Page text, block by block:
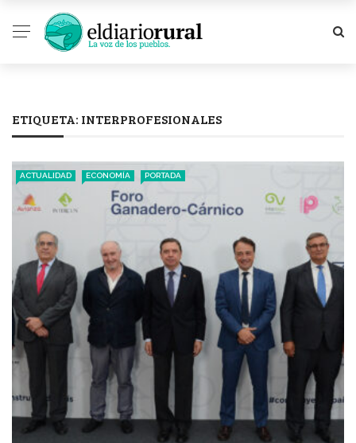
ETIQUETA: INTERPROFESIONALES
ACTUALIDAD ECONOMÍA PORTADA